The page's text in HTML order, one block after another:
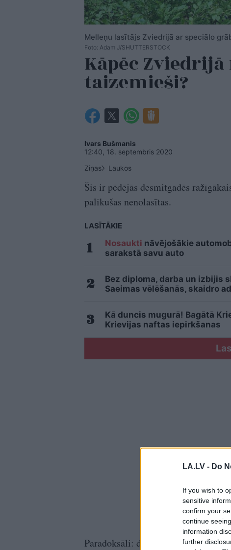
LA.LV - Do
If you wish to
sensitive
confirm your
continue
information
further
Melleņu lasītājs Zviedrijā ar speciālo
Foto: Adam J/SHUTTERSTOCK
Kāpēc
taizemieši?
Ivars Bušmanis
12:40, 18. septembris 2020
Ziņas
Laukos
Šis ir pēdējās desmitgadēs
palikušas nenolasītas.
LASĪTĀKIE
Nosaukti nāvējošākie
sarakstā savu auto
Bez diploma, darba un izbijis
Saeimas vēlēšanās, skaidro
Kā duncis mugurā! Bagātā
Krievijas naftas iepirkšanas
Paradoksāli: dažus mēnešus pirms